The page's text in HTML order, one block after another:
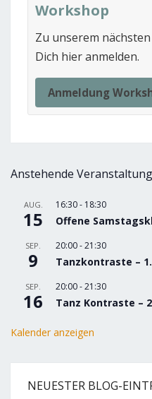
Workshop
Zu unserem
Dich hier anmelden.
Anmeldung
Anstehende
AUG.
15
16:30- 18:30
Offene
SEP.
9
20:00-21:30
Tanzkontraste –
SEP.
16
20:00-21:30
Tanz Kontraste –
Kalender anzeigen
NEUESTER BLOG-